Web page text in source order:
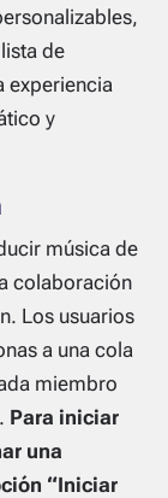
de
experiencia
y
música de
colaboración
Los usuarios
a una cola
miembro
Para iniciar
una
“Iniciar